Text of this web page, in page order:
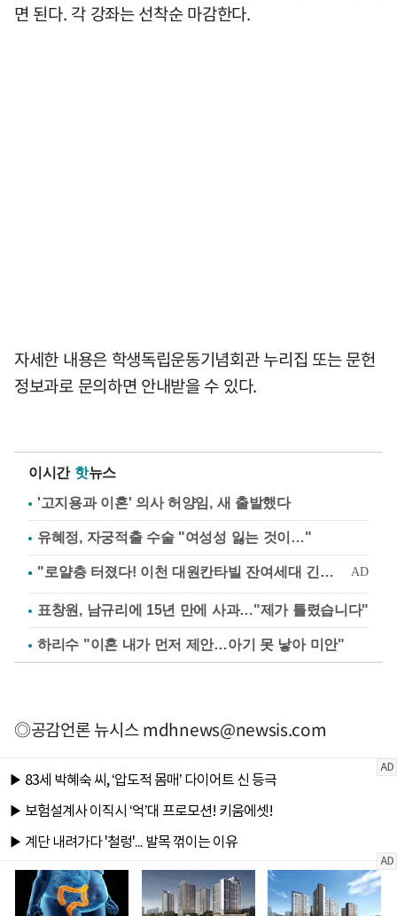
면 된다. 각 강좌는 선착순 마감한다.
자세한 내용은 학생독립운동기념회관 누리집 또는 문헌
정보과로 문의하면 안내받을 수 있다.
이시간 핫뉴스
'고지용과 이혼' 의사 허양임, 새 출발했다
유혜정, 자궁적출 수술 "여성성 잃는 것이…"
표창원, 남규리에 15년 만에 사과…"제가 틀렸습니다"
하리수 "이혼 내가 먼저 제안…아기 못 낳아 미안"
◎공감언론 뉴시스mdhnews@newsis.com